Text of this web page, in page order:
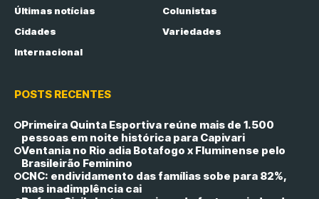
Últimas notícias
Colunistas
Cidades
Variedades
Internacional
POSTS RECENTES
Primeira Quinta Esportiva reúne mais de 1.500
pessoas em noite histórica para Capivari
Ventania no Rio adia Botafogo x Fluminense pelo
Brasileirão Feminino
CNC: endividamento das famílias sobe para 82%,
mas inadimplência cai